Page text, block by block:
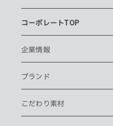
コーポレートTOP
企業情報
ブランド
こだわり素材